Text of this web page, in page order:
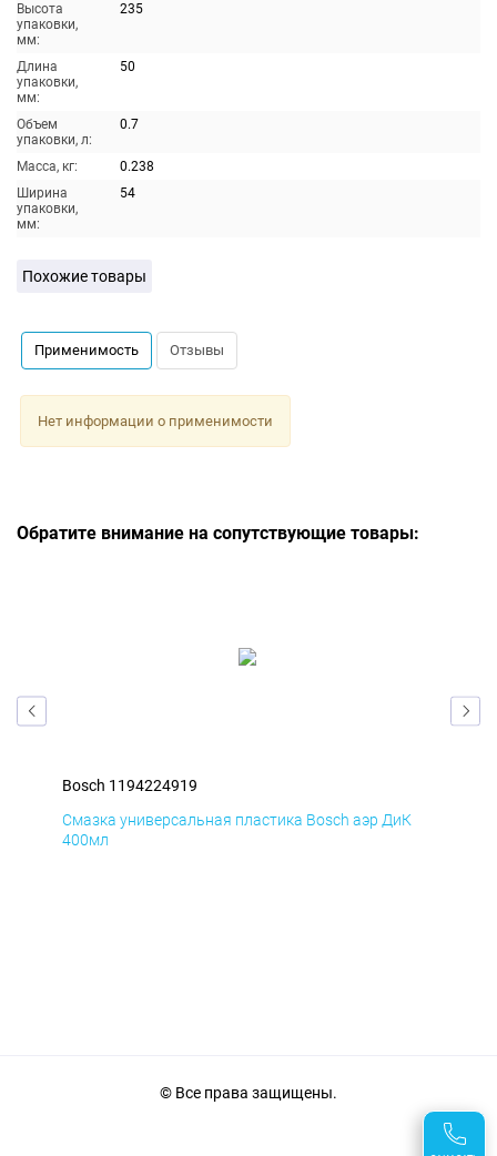
Высота
упаковки,
мм:
235
Длина
упаковки,
мм:
50
Объем
упаковки, л:
0.7
Масса, кг:
0.238
Ширина
упаковки,
мм:
54
Похожие товары
Применимость Отзывы
Нет информации о применимости
Обратите внимание на сопутствующие товары:
Bosch 1194224919
Смазка универсальная пластика Bosch аэр ДиК
400мл
© Все права защищены.